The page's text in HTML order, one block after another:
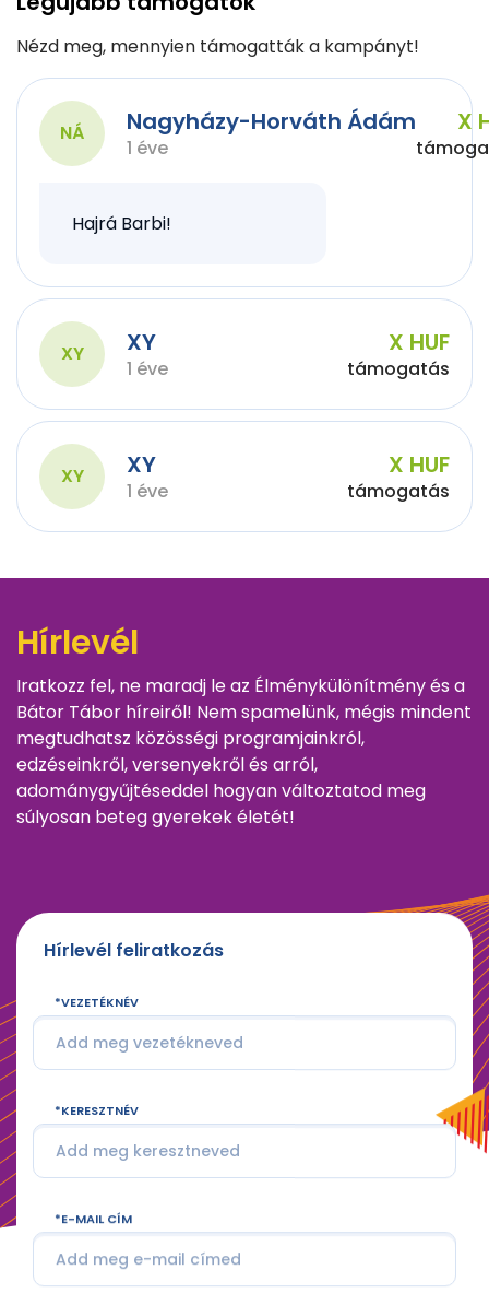
Nézd meg, mennyien támogatták a kampányt!
NÁ Nagyházy-Horváth Ádám
1 éve
X
Hajrá Barbi!
XY XY
1 éve
X HUF
támogatás
XY XY
1 éve
X HUF
támogatás
Hírlevél
Iratkozz fel, ne maradj le az Élménykülönítmény és a
Bátor Tábor híreiről! Nem spamelünk, mégis mindent
megtudhatsz közösségi programjainkról,
edzéseinkről, versenyekről és arról,
adománygyűjtéseddel hogyan változtatod meg
súlyosan beteg gyerekek életét!
Hírlevél feliratkozás
VEZETÉKNÉV
KERESZTNÉV
E-MAIL CÍM